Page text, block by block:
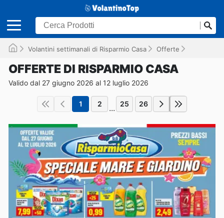
Volantini settimanali di Risparmio Casa Offerte
OFFERTE DI RISPARMIO CASA
Valido dal 27 giugno 2026 al 12 luglio 2026
1 2 ... 25 26